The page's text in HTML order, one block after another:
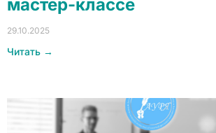
мастер-классе
29.10.2025
Читать →